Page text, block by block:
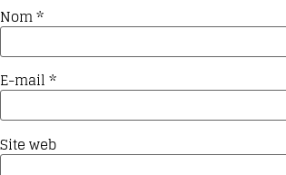
Nom*
E-mail*
Site web